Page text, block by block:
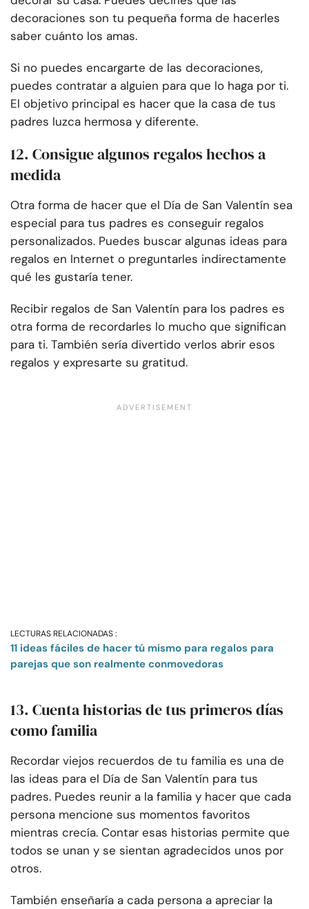
decoraciones son tu pequeña forma de hacerles
saber cuánto los amas.
Si no puedes encargarte de las decoraciones,
puedes contratar a alguien para que lo haga por ti.
El objetivo principal es hacer que la casa de tus
padres luzca hermosa y diferente.
12. Consigue algunos regalos hechos a
medida
Otra forma de hacer que el Día de San Valentín sea
especial para tus padres es conseguir regalos
personalizados. Puedes buscar algunas ideas para
regalos en Internet o preguntarles indirectamente
qué les gustaría tener.
Recibir regalos de San Valentín para los padres es
otra forma de recordarles lo mucho que significan
para ti. También sería divertido verlos abrir esos
regalos y expresarte su gratitud.
LECTURAS RELACIONADAS :
11 ideas fáciles de hacer tú mismo para regalos para
parejas que son realmente conmovedoras
13. Cuenta historias de tus primeros días
como familia
Recordar viejos recuerdos de tu familia es una de
las ideas para el Día de San Valentín para tus
padres. Puedes reunir a la familia y hacer que cada
persona mencione sus momentos favoritos
mientras crecía. Contar esas historias permite que
todos se unan y se sientan agradecidos unos por
otros.
También enseñaría a cada persona a apreciar la